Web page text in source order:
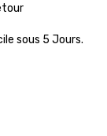
sous 5 Jours.